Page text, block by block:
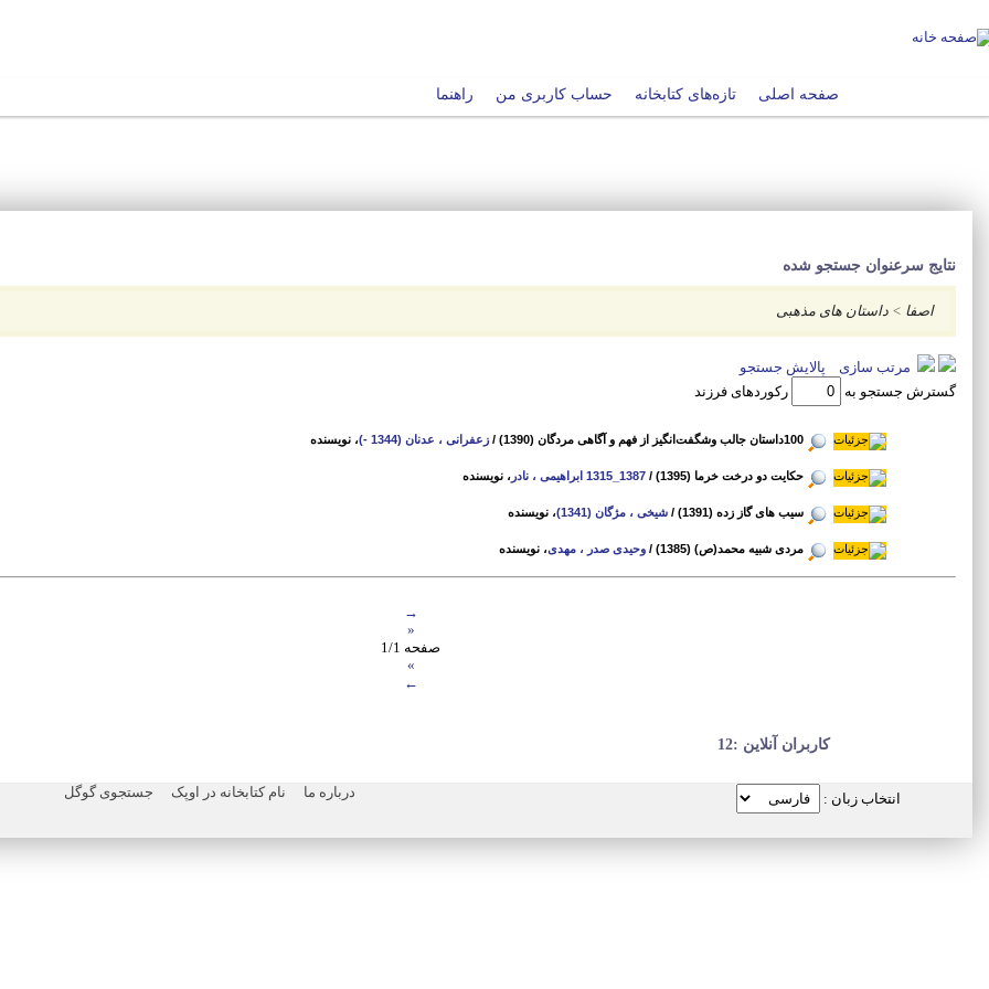
صفحه اصلی تازه‌های کتابخانه حساب کاربری من راهنما
نتایج سرعنوان جستجو شده
اصفا > داستان های مذهبی
مرتب سازی
پالایش جستجو
گسترش جستجو به
رکوردهای فرزند
100داستان جالب وشگفت‌انگیز از فهم و آگاهی مردگان (1390) / زعفرانی ، عدنان (1344 -) ، نویسنده
حکایت دو درخت خرما (1395) / 1387_1315 ابراهیمی ، نادر ، نویسنده
سیب های گاز زده (1391) / شیخی ، مژگان (1341) ، نویسنده
مردی شبیه محمد(ص) (1385) / وحیدی صدر ، مهدی، نویسنده
→
«
صفحه 1/1
»
←
کاربران آنلاین :12
درباره ما نام کتابخانه در اوپک جستجوی گوگل انتخاب زبان :